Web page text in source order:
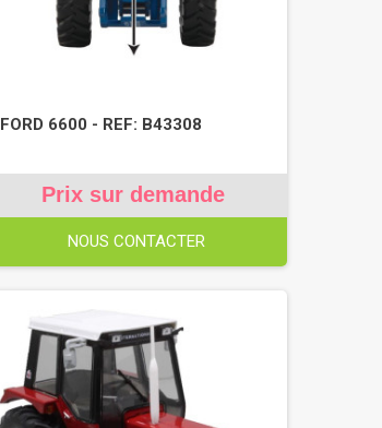
FORD 6600 - REF: B43308
Prix sur demande
NOUS CONTACTER